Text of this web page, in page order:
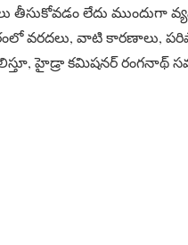
లేదు ముందుగా
వరదలు, వాటి కారణాలు,
హైడ్రా కమిషనర్